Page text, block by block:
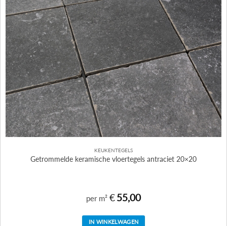
KEUKENTEGELS
Getrommelde keramische vloertegels antraciet 20×20
per m² €55,00
IN WINKELWAGEN